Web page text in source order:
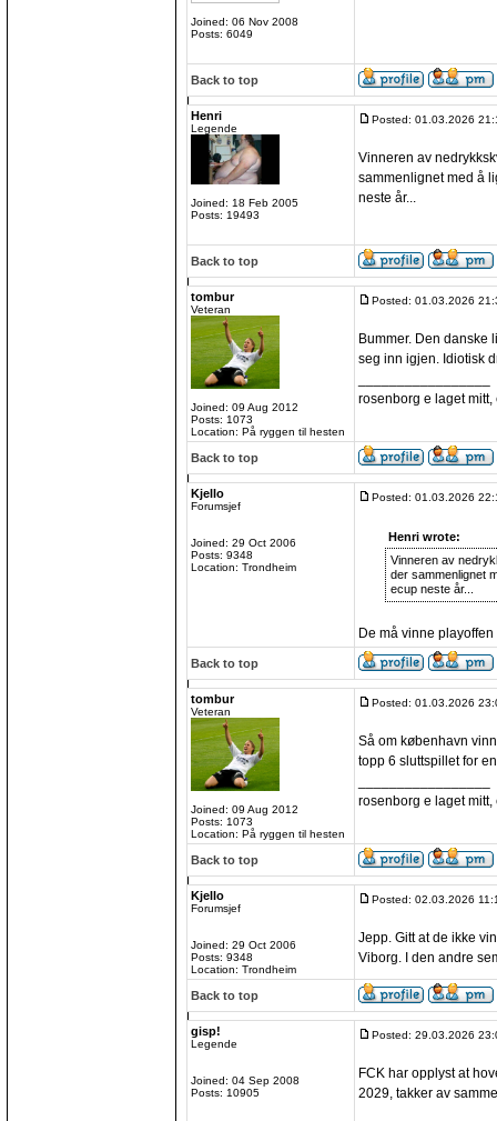
Joined: 06 Nov 2008
Posts: 6049
Back to top
Henri
Legende
Joined: 18 Feb 2005
Posts: 19493
Posted: 01.03.2026
Vinneren av
sammenlignet med å
neste år...
Back to top
tombur
Veteran
Joined: 09 Aug 2012
Posts: 1073
Location: På ryggen til hesten
Posted: 01.03.2026
Bummer. Den danske
seg inn igjen. Idiotisk
rosenborg e laget mitt,
Back to top
Kjello
Forumsjef
Joined: 29 Oct 2006
Posts: 9348
Location: Trondheim
Posted: 01.03.2026
Henri wrote:
Vinneren av
der sammenlignet
ecup neste år...
De må vinne
Back to top
tombur
Veteran
Joined: 09 Aug 2012
Posts: 1073
Location: På ryggen til hesten
Posted: 01.03.2026
Så om københavn
topp 6 sluttspillet for
rosenborg e laget mitt,
Back to top
Kjello
Forumsjef
Joined: 29 Oct 2006
Posts: 9348
Location: Trondheim
Posted: 02.03.2026
Jepp. Gitt at de ikke
Viborg. I den andre
Back to top
gisp!
Legende
Joined: 04 Sep 2008
Posts: 10905
Posted: 29.03.2026
FCK har opplyst at
2029, takker av